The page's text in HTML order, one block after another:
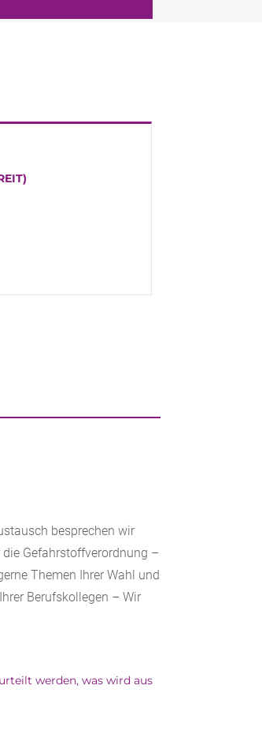
besprechen wir
Gefahrstoffverordnung –
Themen Ihrer Wahl und
Berufskollegen – Wir
werden, was wird aus